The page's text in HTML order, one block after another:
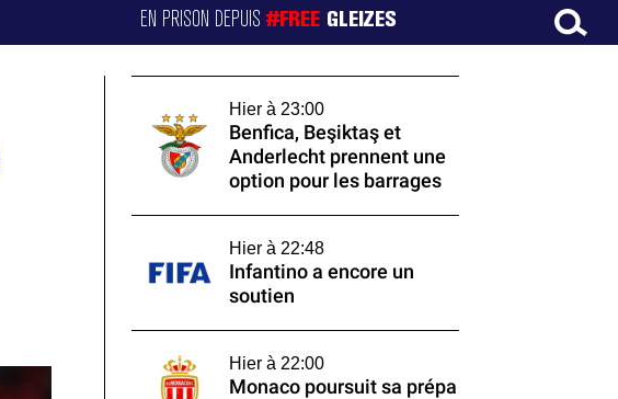
EN PRISON DEPUIS#FREE GLEIZES
Hier à 23:00
Benfica, Beşiktaş et
Anderlecht prennent une
option pour les barrages
Hier à 22:48
Infantino a encore un
soutien
Hier à 22:00
Monaco poursuit sa prépa